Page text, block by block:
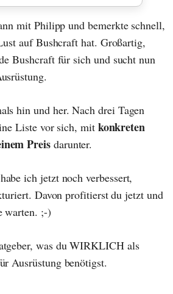
mit Philipp und bemerkte schnell,
auf Bushcraft hat. Großartig,
Bushcraft für sich und sucht nun
hin und her. Nach drei Tagen
Liste vor sich, mitkonkreten
Preisdarunter.
ich jetzt noch verbessert,
Davon profitierst du jetzt und
warten. ;-)
was du WIRKLICH als
Ausrüstung benötigst.